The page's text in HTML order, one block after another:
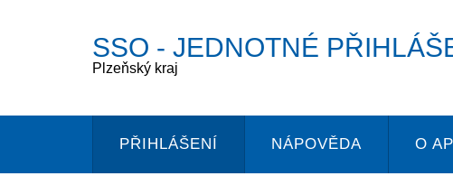
SSO - JEDNOTNÉ
Plzeňský kraj
PŘIHLÁŠENÍ NÁPOVĚDA O